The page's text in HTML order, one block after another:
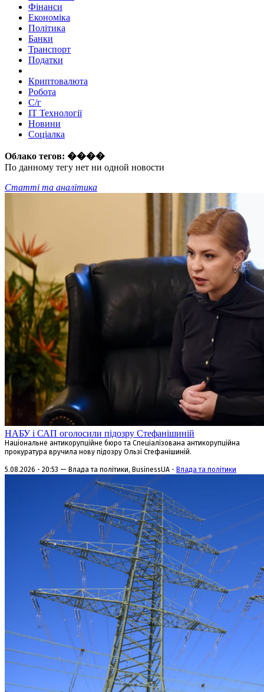
Фінанси
Економіка
Політика
Банки
Транспорт
Податки
Криптовалюта
Робота
С/г
ІТ Технології
Новини
Соціалка
Облако тегов: ����
По данному тегу нет ни одной новости
Статті та аналітика
НАБУ і САП оголосили підозру Стефанішиній
Національне антикорупційне бюро та Спеціалізована антикорупційна
прокуратура вручила нову підозру Ользі Стефанішиній.
5.08.2026 - 20:53 — Влада та політики, BusinessUA - Влада та політики